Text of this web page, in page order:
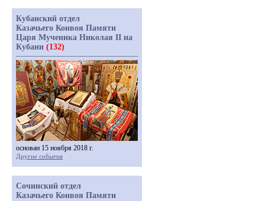
Кубанский отдел
Казачьего Конвоя Памяти
Царя Мученика Николая II на
Кубани (132)
основан 15 ноября 2018 г.
Другие события
Сочинский отдел
Казачьего Конвоя Памяти